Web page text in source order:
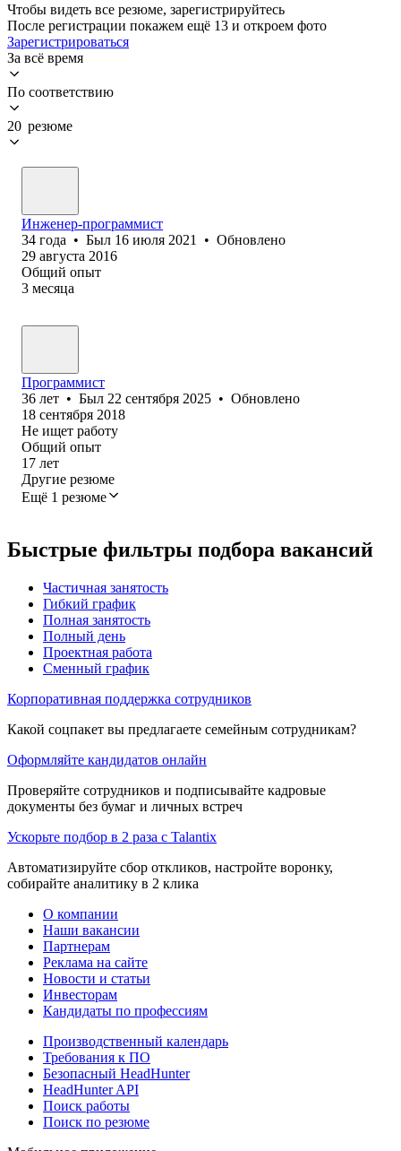
Чтобы видеть все резюме, зарегистрируйтесь
После регистрации покажем ещё 13 и откроем фото
Зарегистрироваться
За всё время
По соответствию
20 резюме
Инженер-программист
34 года • Был 16 июля 2021 • Обновлено
29 августа 2016
Общий опыт
3 месяца
Программист
36 лет • Был 22 сентября 2025 • Обновлено
18 сентября 2018
Не ищет работу
Общий опыт
17 лет
Другие резюме
Ещё 1 резюме
Быстрые фильтры подбора вакансий
Частичная занятость
Гибкий график
Полная занятость
Полный день
Проектная работа
Сменный график
Корпоративная поддержка сотрудников
Какой соцпакет вы предлагаете семейным сотрудникам?
Оформляйте кандидатов онлайн
Проверяйте сотрудников и подписывайте кадровые
документы без бумаг и личных встреч
Ускорьте подбор в 2 раза с Talantix
Автоматизируйте сбор откликов, настройте воронку,
собирайте аналитику в 2 клика
О компании
Наши вакансии
Партнерам
Реклама на сайте
Новости и статьи
Инвесторам
Кандидаты по профессиям
Производственный календарь
Требования к ПО
Безопасный HeadHunter
HeadHunter API
Поиск работы
Поиск по резюме